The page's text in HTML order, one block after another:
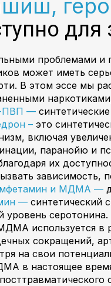
для
проблемами
может иметь
В этом эссе мы
ПВП —
– это
включая
паранойю и
их
и МДМА —
— синтетический
серотонина.
используется в
сокращений,
на свои
в настоящее